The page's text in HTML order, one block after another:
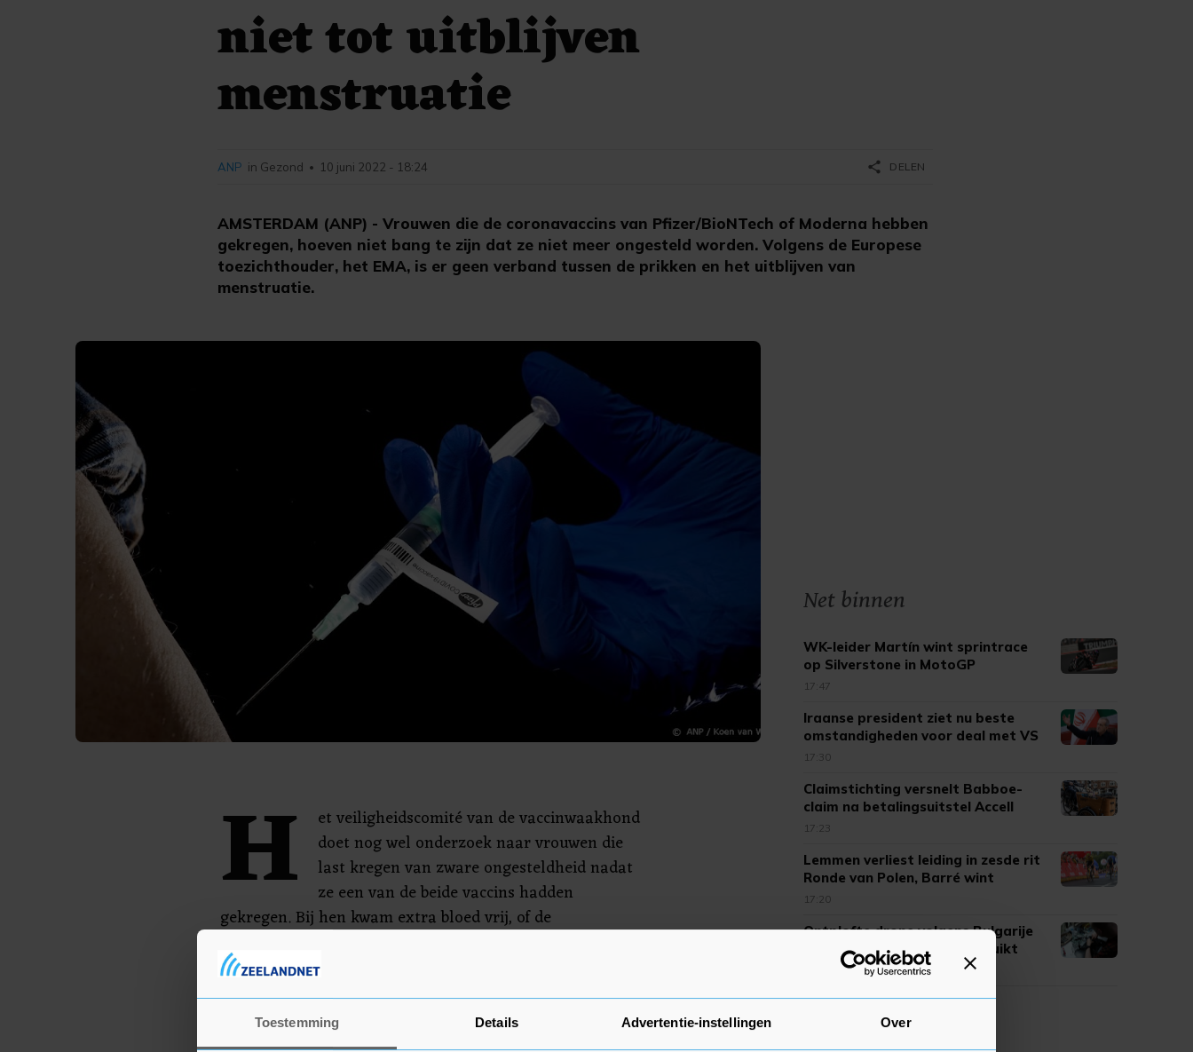
Toestemming Details Advertentie-instellingen Over
niet tot uitblijven
menstruatie
AMSTERDAM (ANP) - Vrouwen die de coronavaccins van Pfizer/BioNTech of Moderna hebben
gekregen, hoeven niet bang te zijn dat ze niet meer ongesteld worden. Volgens de Europese
toezichthouder, het EMA, is er geen verband tussen de prikken en het uitblijven van
menstruatie.
ANP in Gezond • 10 juni 2022 - 18:24 share DELEN
H
et veiligheidscomité van de vaccinwaakhond
doet nog wel onderzoek naar vrouwen die
last kregen van zware ongesteldheid nadat
ze een van de beide vaccins hadden
gekregen. Bij hen kwam extra bloed vrij, of de
volgens het EMA veel oorzaken hebben, zoals stress of
vermoeidheid. Daarom wil de toezichthouder onder
andere meer informatie van de vaccinfabrikanten
hierover.
Net binnen
WK-leider Martín wint sprintrace
op Silverstone in MotoGP
17:47
Iraanse president ziet nu beste
omstandigheden voor deal met VS
17:30
Claimstichting versnelt Babboe-
claim na betalingsuitstel Accell
17:23
Lemmen verliest leiding in zesde rit
Ronde van Polen, Barré wint
17:20
Ontplofte drone volgens Bulgarije
van type dat Oekraïne gebruikt